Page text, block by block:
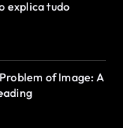
explica tudo
of Image: A